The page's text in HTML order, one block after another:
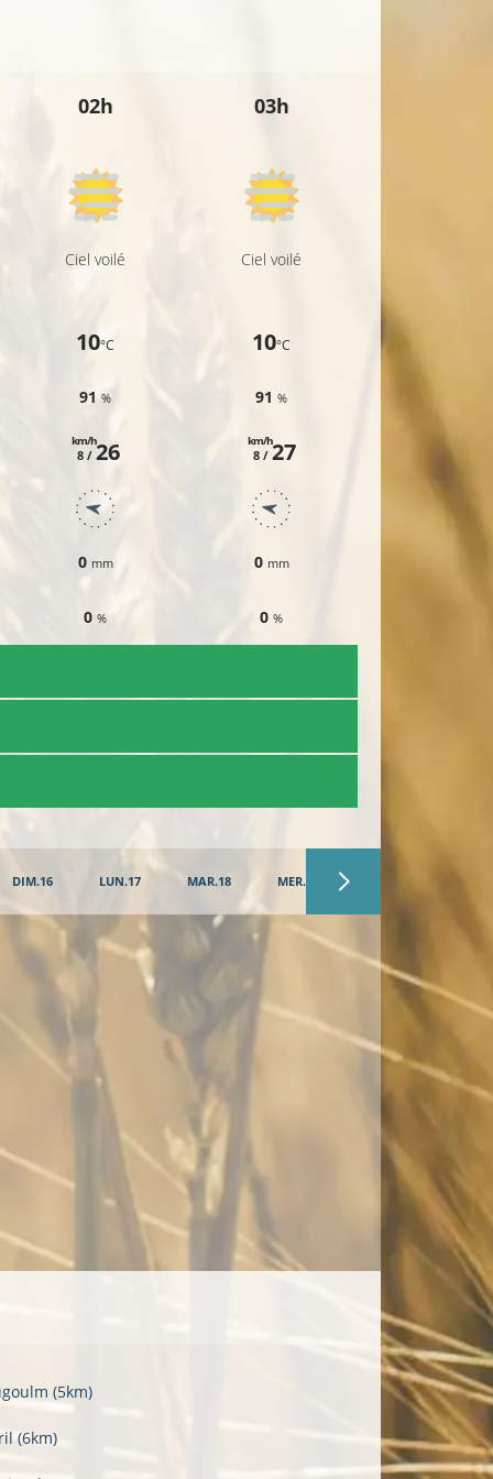
02h
Ciel voilé
10°C
91%
8 /
km/h26
0 mm
0%
03h
Ciel voilé
10°C
91%
8 /
km/h27
0 mm
0%
25
DIM.16 LUN.17 MAR.18 MER.19
(5km)
(6km)